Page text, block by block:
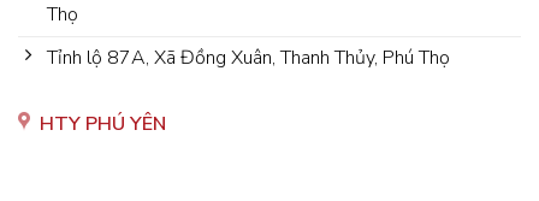
Thọ
Tỉnh lộ 87A, Xã Đồng Xuân, Thanh Thủy, Phú Thọ
HTY PHÚ YÊN